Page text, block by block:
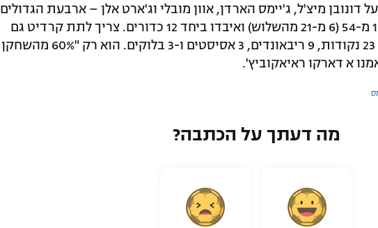
דונובן מיצ'ל, ג'יימס הארדן, אוון מובלי וג'ארט אלן – ארבעת הגדולים
של הקאבס – שקלעו רק 15 מ-54 (6 מ-21 מהשלוש) ואיבדו ביחד 12 כדורים. צריך לתת קרדיט גם
לסקוטי בארנס, שסיים עם 23 נקודות, 9 ריבאונדים, 3 אסיסטים ו-3 בלוקים. הוא רק "60% מהשחקן
א דארקו ראיאקוביץ'.
מה דעתך על הכתבה?